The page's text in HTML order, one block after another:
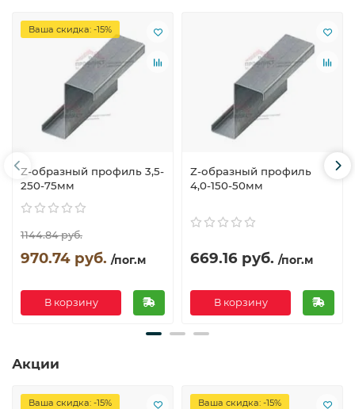
Ваша скидка: -15%
Z-образный профиль 3,5-
250-75мм
1144.84 руб.
970.74 руб. /пог.м
В корзину
Z-образный профиль
4,0-150-50мм
669.16 руб. /пог.м
В корзину
Акции
Ваша скидка: -15% Ваша скидка: -15%